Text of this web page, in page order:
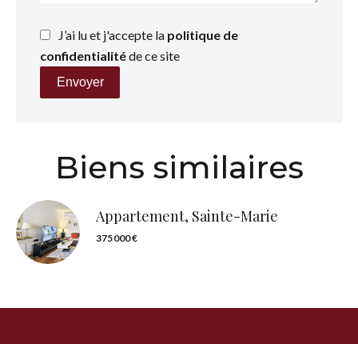
J’ai lu et j'accepte la politique de
confidentialitéde ce site
Envoyer
Biens similaires
Appartement, Sainte-Marie
375 000 €